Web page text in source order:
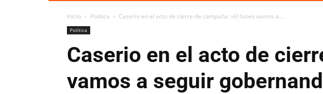
Inicio Política Caserio en el acto de cierre de campaña: «El lunes vamos a...
Política
Caserio en el acto de
vamos a seguir